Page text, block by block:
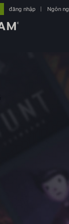
đăng nhập Ngôn